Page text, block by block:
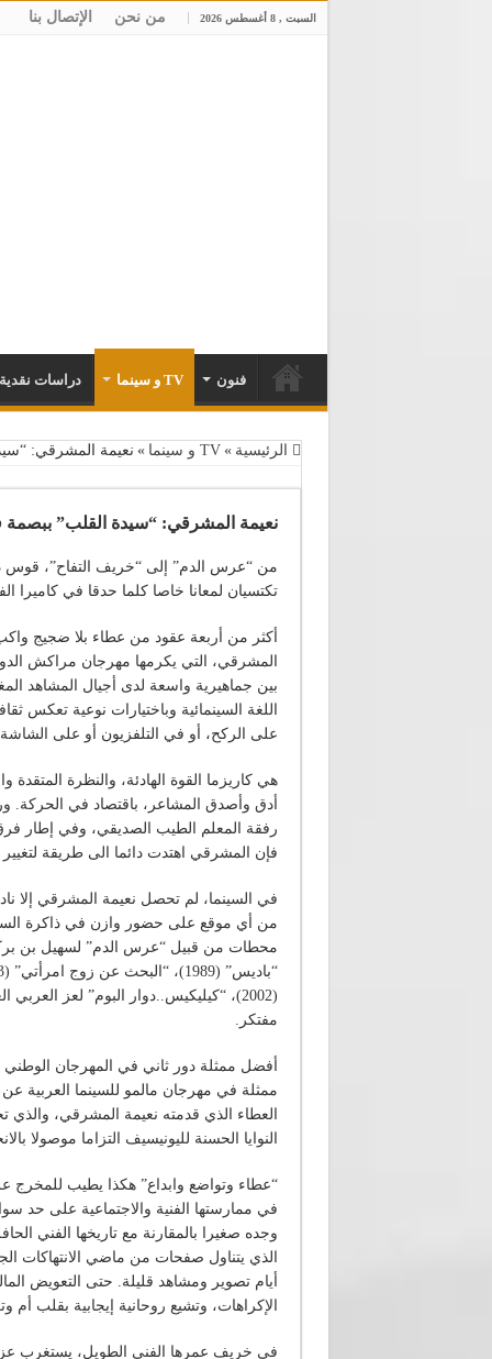
السبت , 8 أغسطس 2026 من نحن الإتصال بنا
فنون TV و سينما دراسات
الرئيسية » TV و سينما » نعيمة المشرقي:
نعيمة المشرقي: “سيدة القلب” ببصمة
من “عرس الدم” إلى “خريف التفاح”، قوس
تكتسيان لمعانا خاصا كلما حدقا في كاميرا
أكثر من أربعة عقود من عطاء بلا ضجيج
بين جماهيرية واسعة لدى أجيال المشاهد
اللغة السينمائية وباختيارات نوعية تعكس
على الركح، أو في التلفزيون أو على
هي كاريزما القوة الهادئة، والنظرة
أدق وأصدق المشاعر، باقتصاد في الحركة.
رفقة المعلم الطيب الصديقي، وفي إطار
فإن المشرقي اهتدت دائما الى طريقة لتغيير
في السينما، لم تحصل نعيمة المشرقي إلا
من أي موقع على حضور وازن في ذاكرة
مفتكر.
أفضل ممثلة دور ثاني في المهرجان
ممثلة في مهرجان مالمو للسينما العربية
العطاء الذي قدمته نعيمة المشرقي،
النوايا الحسنة لليونيسيف التزاما موصولا
“عطاء وتواضع وابداع” هكذا يطيب للمخرج
في ممارستها الفنية والاجتماعية على حد
وجده صغيرا بالمقارنة مع تاريخها الفني
الذي يتناول صفحات من ماضي الانتهاكات
أيام تصوير ومشاهد قليلة. حتى التعويض
الإكراهات، وتشيع روحانية إيجابية بقلب
في خريف عمرها الفني الطويل، يستغرب عز